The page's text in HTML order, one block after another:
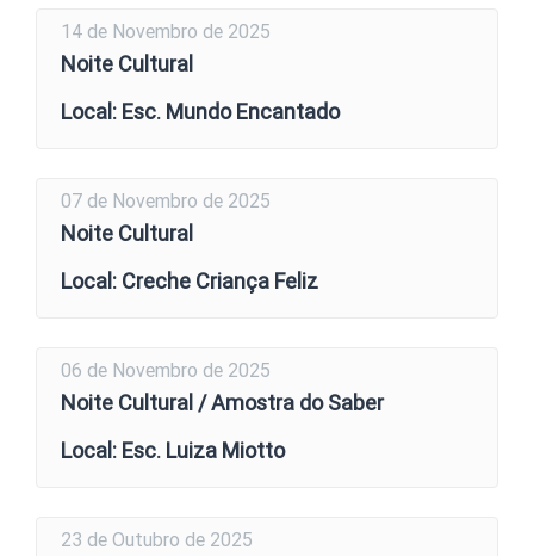
14 de Novembro de 2025
Noite Cultural
Local: Esc. Mundo Encantado
07 de Novembro de 2025
Noite Cultural
Local: Creche Criança Feliz
06 de Novembro de 2025
Noite Cultural / Amostra do Saber
Local: Esc. Luiza Miotto
23 de Outubro de 2025